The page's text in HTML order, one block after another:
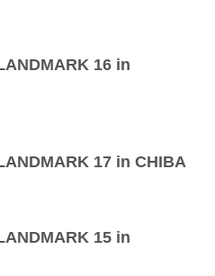
16 in
17 in CHIBA
15 in